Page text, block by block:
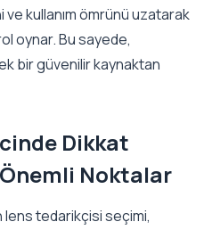
kullanım ömrünü uzatarak
oynar. Bu sayede,
bir güvenilir kaynaktan
Dikkat
Noktalar
tedarikçisi seçimi,